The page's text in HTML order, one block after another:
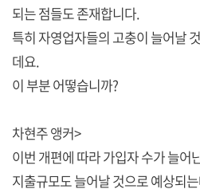
되는 점들도 존재합니다.
특히 자영업자들의 고충이 늘어날
데요.
이 부분 어떻습니까?
차현주 앵커>
이번 개편에 따라 가입자 수가 늘어
지출규모도 늘어날 것으로 예상되